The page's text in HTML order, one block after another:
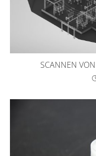
SCANNEN